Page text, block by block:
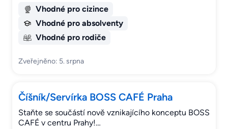
Vhodné pro cizince
Vhodné pro absolventy
Vhodné pro rodiče
Zveřejněno: 5. srpna
Číšník/Servírka BOSS CAFÉ Praha
Staňte se součástí nově vznikajícího konceptu BOSS
CAFÉ v centru Prahy!…